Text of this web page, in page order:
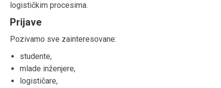
logističkim procesima.
Prijave
Pozivamo sve zainteresovane:
studente,
mlade inženjere,
logističare,